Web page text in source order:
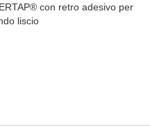
con retro adesivo per
liscio